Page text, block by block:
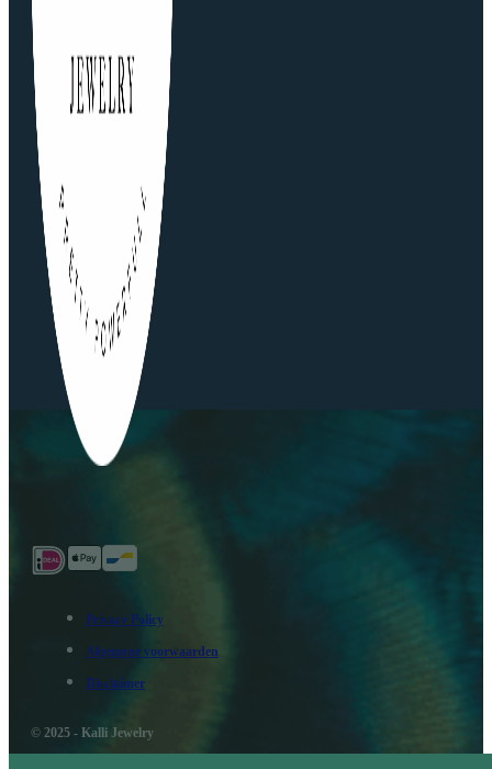
Privacy Policy
Algemene voorwaarden
Disclaimer
© 2025 - Kalli Jewelry